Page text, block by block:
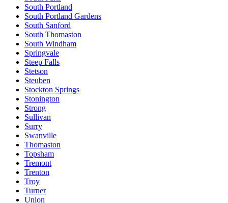
South Portland
South Portland Gardens
South Sanford
South Thomaston
South Windham
Springvale
Steep Falls
Stetson
Steuben
Stockton Springs
Stonington
Strong
Sullivan
Surry
Swanville
Thomaston
Topsham
Tremont
Trenton
Troy
Turner
Union